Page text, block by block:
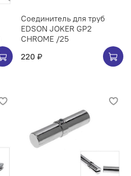
Соединитель для труб
EDSON JOKER GP2
CHROME /25
220 ₽